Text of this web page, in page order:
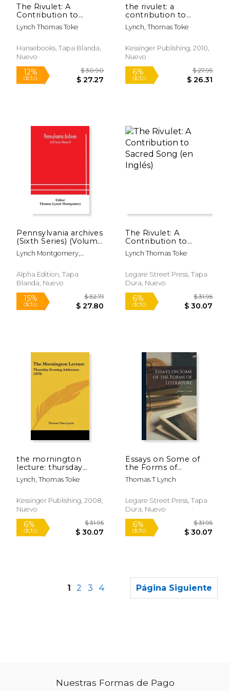
6%
6% 50%
The Rivulet: A
Contribution to
Sacred Song. Fifth
Edition de Thomas
Lynch(Hansebooks)
(en Inglés)
Lynch Thomas Toke
Hansebooks, Tapa Blanda,
Nuevo
the rivulet: a
contribution to
sacred song (1883)
(en Inglés)
Lynch, Thomas Toke
Kessinger Publishing, 2010,
Nuevo
Pennsylvania archives
(Sixth Series) (Volume
X) (en Inglés)
Lynch Montgomery,
Alpha Edition, Tapa
Blanda, Nuevo
The Rivulet: A
Contribution to
Sacred Song (en
Inglés)
Lynch Thomas Toke
Legare Street Press, Tapa
Dura, Nuevo
the mornington
lecture: thursday
evening addresses
(1870) (en Inglés)
Lynch, Thomas Toke
Kessinger Publishing, 2008,
Nuevo
Essays on Some of
the Forms of
Literature (en Inglés)
Thomas T Lynch
Legare Street Press, Tapa
Dura, Nuevo
1 2 3 4 Página Siguiente
Nuestras Formas de Pago